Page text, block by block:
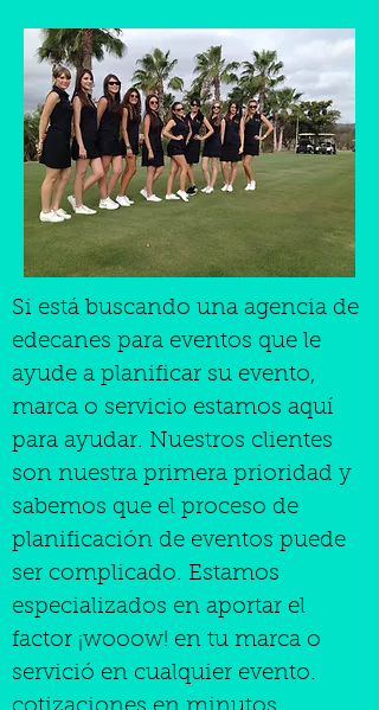
Si está buscando una agencia de
edecanes para eventos que le
ayude a planificar su evento,
marca o servicio estamos aquí
para ayudar. Nuestros clientes
son nuestra primera prioridad y
sabemos que el proceso de
planificación de eventos puede
ser complicado. Estamos
especializados en aportar el
factor ¡wooow! en tu marca o
servició en cualquier evento.